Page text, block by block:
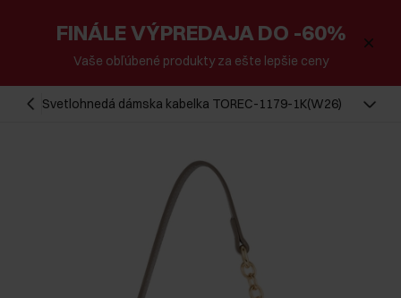
FINÁLE VÝPREDAJA DO -60%
Vaše obľúbené produkty za ešte lepšie ceny
Svetlohnedá dámska kabelka TOREC-1179-1K(W26)